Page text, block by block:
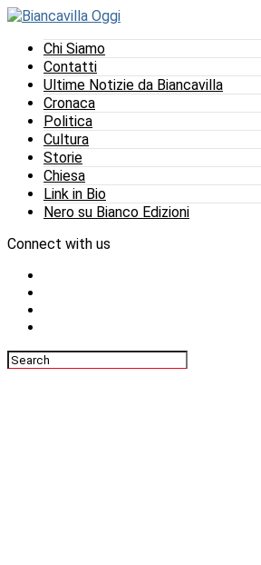
Chi Siamo
Contatti
Ultime Notizie da Biancavilla
Cronaca
Politica
Cultura
Storie
Chiesa
Link in Bio
Nero su Bianco Edizioni
Connect with us